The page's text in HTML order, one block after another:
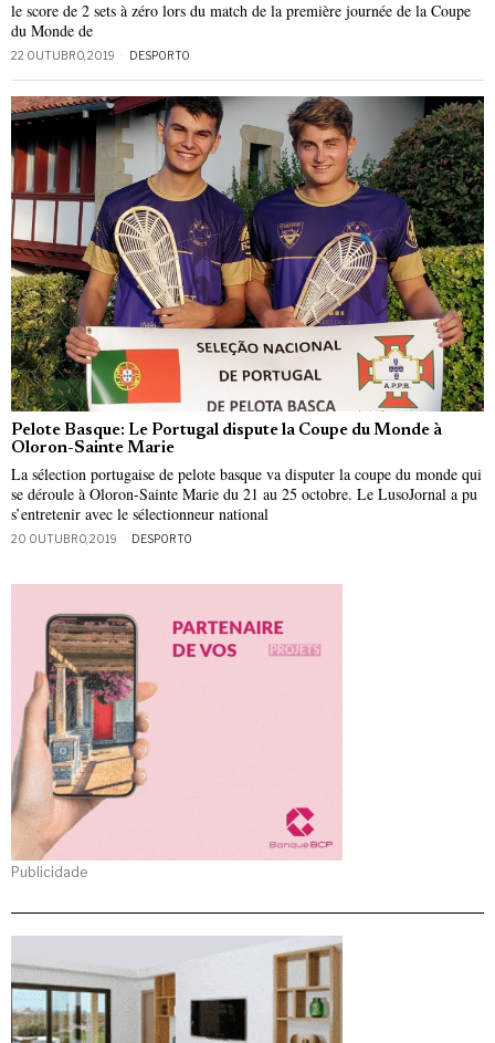
le score de 2 sets à zéro lors du match de la première journée de la Coupe
du Monde de
22 OUTUBRO, 2019 DESPORTO
Pelote Basque: Le Portugal dispute la Coupe du Monde à
Oloron-Sainte Marie
La sélection portugaise de pelote basque va disputer la coupe du monde qui
se déroule à Oloron-Sainte Marie du 21 au 25 octobre. Le LusoJornal a pu
s’entretenir avec le sélectionneur national
20 OUTUBRO, 2019 DESPORTO
Publicidade